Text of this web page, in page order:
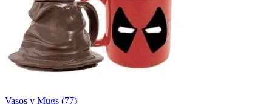
Vasos y Mugs (77)